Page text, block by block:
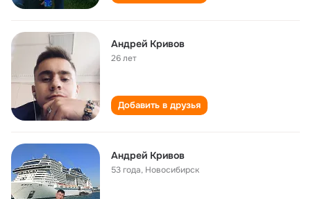
Андрей Кривов
26 лет
Добавить в друзья
Андрей Кривов
53 года, Новосибирск